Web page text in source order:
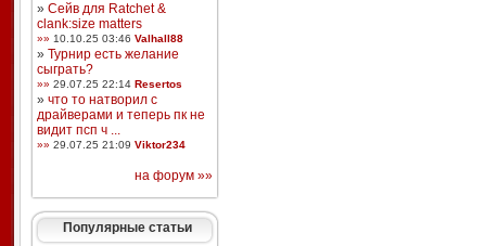
» Сейв для Ratchet &
clank:size matters
»» 10.10.25 03:46 Valhall88
» Турнир есть желание
сыграть?
»» 29.07.25 22:14 Resertos
» что то натворил с
драйверами и теперь пк не
видит псп ч ...
»» 29.07.25 21:09 Viktor234
на форум »»
Популярные статьи